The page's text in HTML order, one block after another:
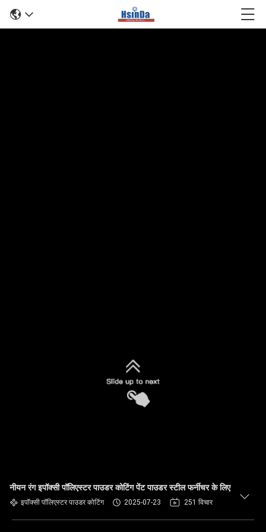
नीयन रंग इपॉक्सी पॉलिएस्टर पाउडर कोटिंग पेंट पाउडर स्टील फर्नीचर के लिए
इपॉक्सी पॉलिएस्टर पाउडर कोटिंग 2025-07-23 251 विचार